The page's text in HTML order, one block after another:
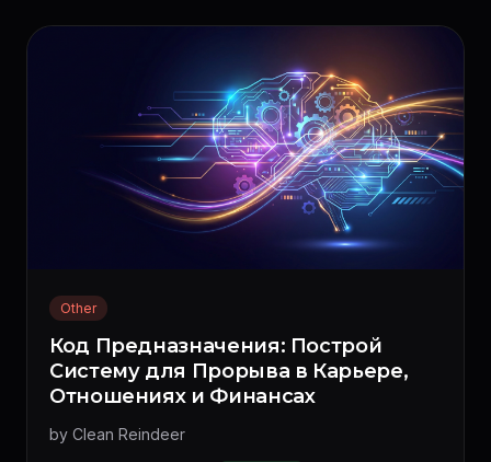
Other
Код Предназначения: Построй
Систему для Прорыва в Карьере,
Отношениях и Финансах
by Clean Reindeer